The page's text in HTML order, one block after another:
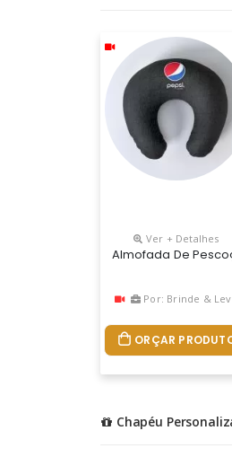
Ver + Detalhes
Almofada De
Por: Brinde &
ORÇAR
Chapéu